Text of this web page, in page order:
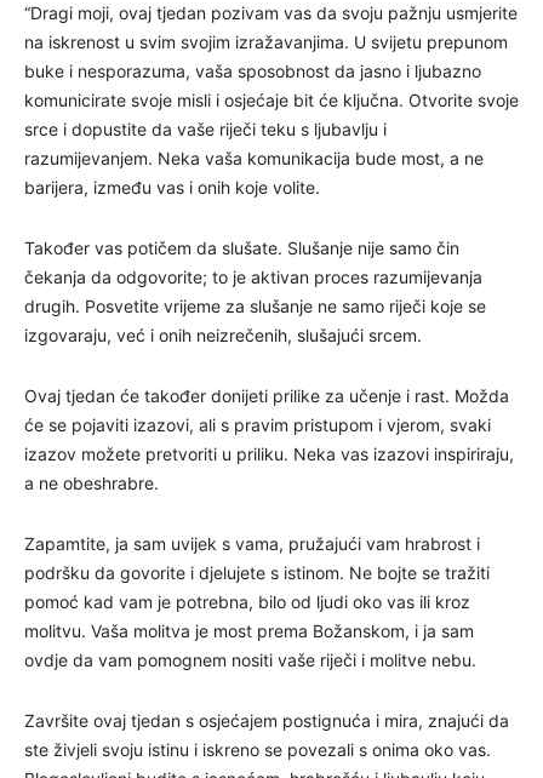
“Dragi moji, ovaj tjedan pozivam vas da svoju pažnju usmjerite
na iskrenost u svim svojim izražavanjima. U svijetu prepunom
buke i nesporazuma, vaša sposobnost da jasno i ljubazno
komunicirate svoje misli i osjećaje bit će ključna. Otvorite svoje
srce i dopustite da vaše riječi teku s ljubavlju i
razumijevanjem. Neka vaša komunikacija bude most, a ne
barijera, između vas i onih koje volite.
Također vas potičem da slušate. Slušanje nije samo čin
čekanja da odgovorite; to je aktivan proces razumijevanja
drugih. Posvetite vrijeme za slušanje ne samo riječi koje se
izgovaraju, već i onih neizrečenih, slušajući srcem.
Ovaj tjedan će također donijeti prilike za učenje i rast. Možda
će se pojaviti izazovi, ali s pravim pristupom i vjerom, svaki
izazov možete pretvoriti u priliku. Neka vas izazovi inspiriraju,
a ne obeshrabre.
Zapamtite, ja sam uvijek s vama, pružajući vam hrabrost i
podršku da govorite i djelujete s istinom. Ne bojte se tražiti
pomoć kad vam je potrebna, bilo od ljudi oko vas ili kroz
molitvu. Vaša molitva je most prema Božanskom, i ja sam
ovdje da vam pomognem nositi vaše riječi i molitve nebu.
Završite ovaj tjedan s osjećajem postignuća i mira, znajući da
ste živjeli svoju istinu i iskreno se povezali s onima oko vas.